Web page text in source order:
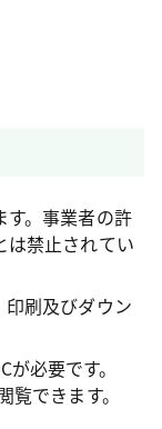
す。事業者の許
は禁止されてい
刷及びダウン
必要です。
できます。